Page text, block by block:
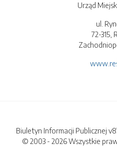
Urząd
ul.
72-315,
Biuletyn Informacji Publicznej
© 2003 - 2026 Wszystkie